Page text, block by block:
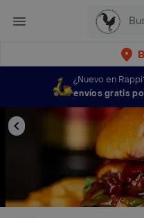
¿Nuevo en
envíos gratis